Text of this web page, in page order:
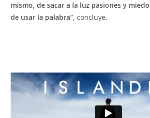
mismo, de sacar a la luz pasiones y
de usar la palabra”, concluye.